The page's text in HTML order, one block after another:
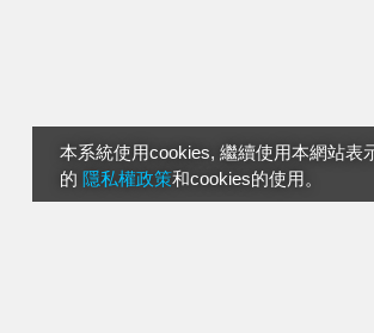
本系統使用cookies, 繼續使用本網站表
的 隱私權政策和cookies的使用。